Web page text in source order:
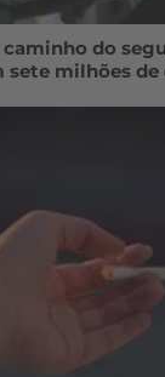
caminho do
sete milhões de